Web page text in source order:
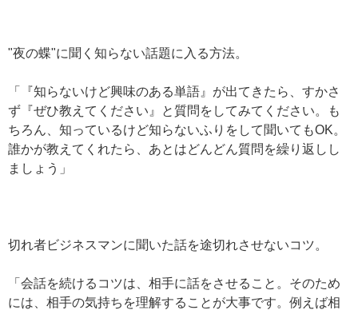
"夜の蝶"に聞く知らない話題に入る方法。
「『知らないけど興味のある単語』が出てきたら、すかさ
ず『ぜひ教えてください』と質問をしてみてください。も
ちろん、知っているけど知らないふりをして聞いてもOK。
誰かが教えてくれたら、あとはどんどん質問を繰り返しし
ましょう」
切れ者ビジネスマンに聞いた話を途切れさせないコツ。
「会話を続けるコツは、相手に話をさせること。そのため
には、相手の気持ちを理解することが大事です。例えば相